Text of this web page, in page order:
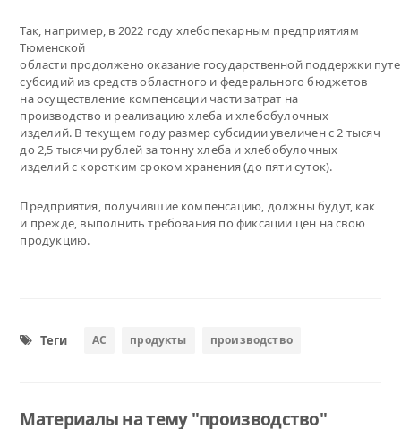
Так, например, в 2022 году хлебопекарным предприятиям
Тюменской
области продолжено оказание государственной поддержки
субсидий из средств областного и федерального бюджетов
на осуществление компенсации части затрат на
производство и реализацию хлеба и хлебобулочных
изделий. В текущем году размер субсидии увеличен с 2 тысяч
до 2,5 тысячи рублей за тонну хлеба и хлебобулочных
изделий с коротким сроком хранения (до пяти суток).
Предприятия, получившие компенсацию, должны будут, как
и прежде, выполнить требования по фиксации цен на свою
продукцию.
Теги АС продукты производство
Материалы на тему "производство"